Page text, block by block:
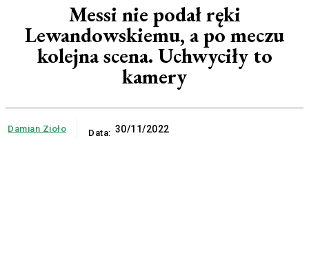
Messi nie podał ręki
Lewandowskiemu, a po meczu
kolejna scena. Uchwyciły to
kamery
Damian Zioło Data: 30/11/2022